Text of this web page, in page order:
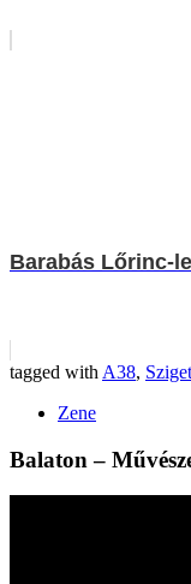
Barabás Lőrinc-
tagged with A38,
Zene
Balaton –